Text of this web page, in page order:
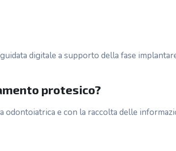
digitale a supporto della fase
protesico?
e con la raccolta delle